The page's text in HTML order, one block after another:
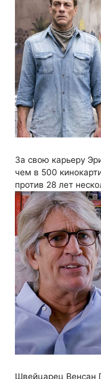
За свою карьеру
чем в 500
против 28 лет
Швейцарец Венсан